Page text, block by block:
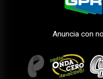
Anuncia con